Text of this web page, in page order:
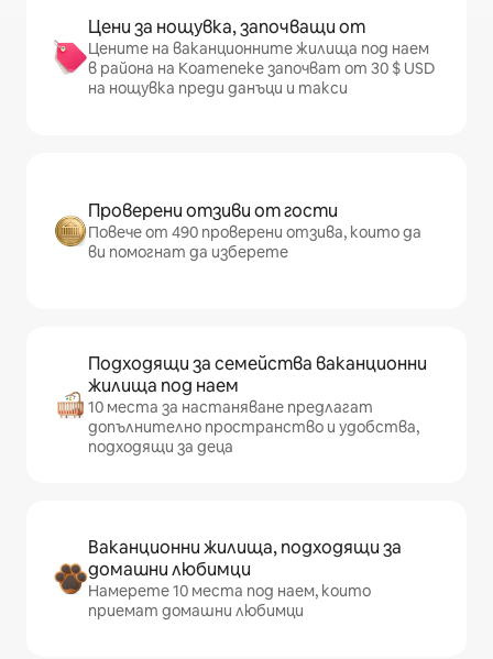
Цени за нощувка, започващи от
Цените на ваканционните жилища под наем
в района на Коатепеке започват от 30 $ USD
на нощувка преди данъци и такси
Проверени отзиви от гости
Повече от 490 проверени отзива, които да
ви помогнат да изберете
Подходящи за семейства ваканционни
жилища под наем
10 места за настаняване предлагат
допълнително пространство и удобства,
подходящи за деца
Ваканционни жилища, подходящи за
домашни любимци
Намерете 10 места под наем, които
приемат домашни любимци